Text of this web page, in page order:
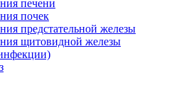
печени
почек
предстательной железы
щитовидной железы